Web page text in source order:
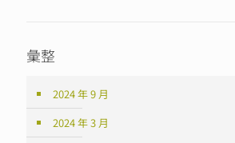
彙整
2024 年 9 月
2024 年 3 月